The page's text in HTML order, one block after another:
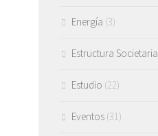
Energía (3)
Estructura Societaria
Estudio (22)
Eventos (31)